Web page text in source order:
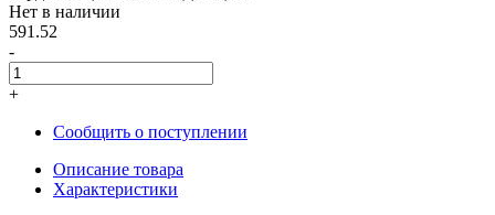
Нет в наличии
591.52
-
+
Сообщить о поступлении
Описание товара
Характеристики